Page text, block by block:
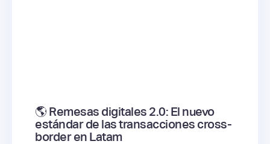
🌎 Remesas digitales 2.0: El nuevo
estándar de las transacciones cross-
border en Latam